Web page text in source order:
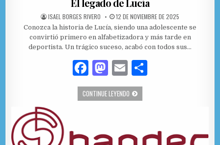
El legado de Lucía
AUTHOR:
ISAEL BORGES RIVERO PUBLISHED DATE:
12 DE NOVIEMBRE DE 2025
Conozca la historia de Lucía, siendo una adolescente se
convirtió primero en alfabetizadora y más tarde en
deportista. Un trágico suceso, acabó con todos sus…
F
a
c
b
M
as
to
E
m
ai
ar
CONTINUE LEYENDO EL LEGADO DE LUCÍA